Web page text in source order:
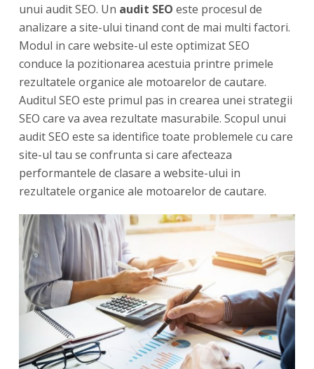
unui audit SEO. Un audit SEO este procesul de
analizare a site-ului tinand cont de mai multi factori.
Modul in care website-ul este optimizat SEO
conduce la pozitionarea acestuia printre primele
rezultatele organice ale motoarelor de cautare.
Auditul SEO este primul pas in crearea unei strategii
SEO care va avea rezultate masurabile. Scopul unui
audit SEO este sa identifice toate problemele cu care
site-ul tau se confrunta si care afecteaza
performantele de clasare a website-ului in
rezultatele organice ale motoarelor de cautare.